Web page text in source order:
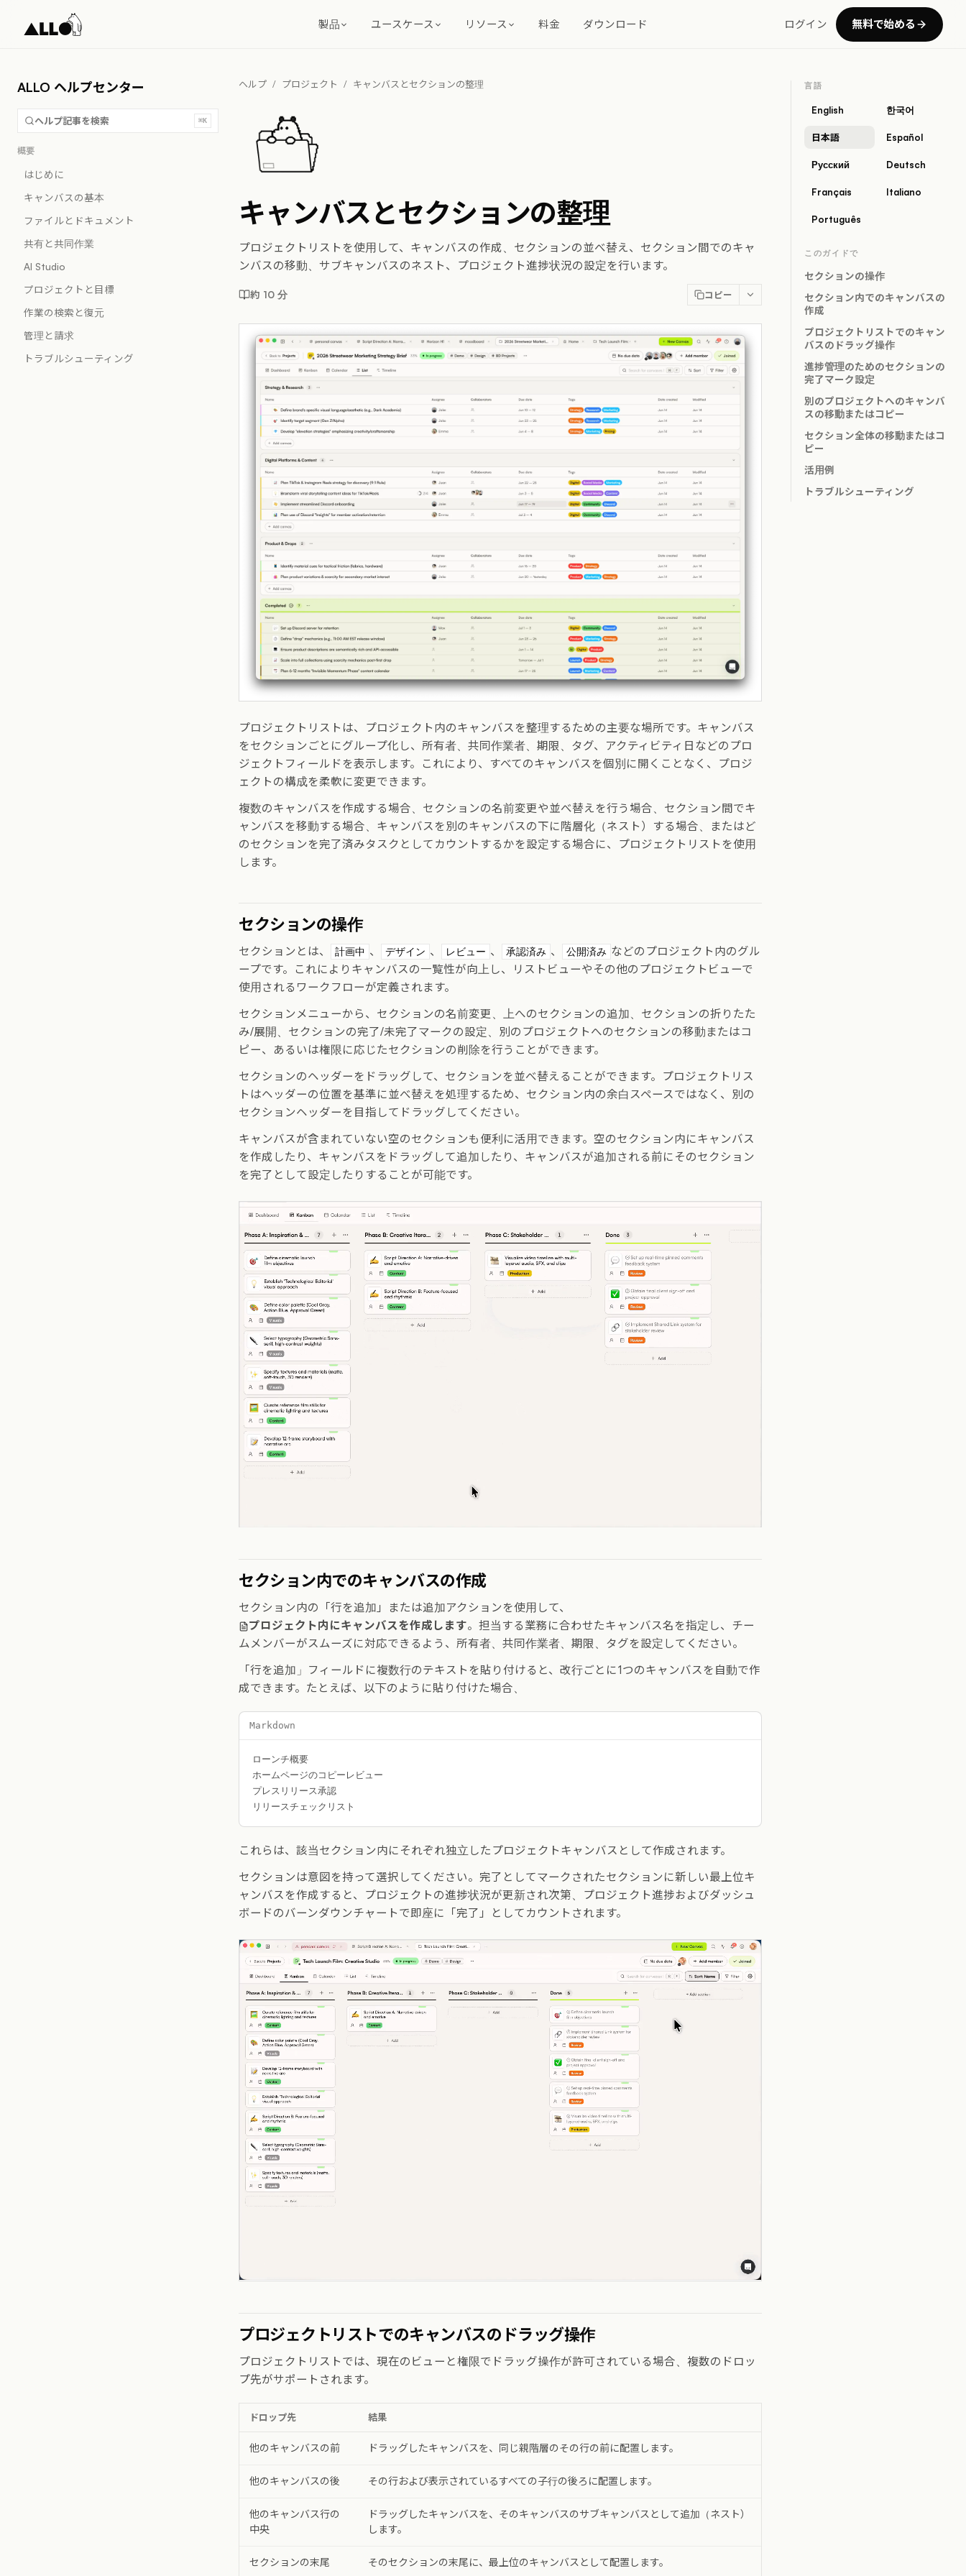
製品 ユースケース リソース 料金 ダウンロード ログイン 無料で始める
ALLO ヘルプセンター
ヘルプ記事を検索 ⌘K
概要
はじめに
キャンバスの基本
ファイルとドキュメント
共有と共同作業
AI Studio
プロジェクトと目標
作業の検索と復元
管理と請求
トラブルシューティング
ヘルプ / プロジェクト / キャンバスとセクションの整理
キャンバスとセクションの整理
プロジェクトリストを使用して、キャンバスの作成、セクションの並べ替え、セクション間でのキャ
ンバスの移動、サブキャンバスのネスト、プロジェクト進捗状況の設定を行います。
約 10 分 コピー
プロジェクトリストは、プロジェクト内のキャンバスを整理するための主要な場所です。キャンバス
をセクションごとにグループ化し、所有者、共同作業者、期限、タグ、アクティビティ日などのプロ
ジェクトフィールドを表示します。これにより、すべてのキャンバスを個別に開くことなく、プロジ
ェクトの構成を柔軟に変更できます。
複数のキャンバスを作成する場合、セクションの名前変更や並べ替えを行う場合、セクション間でキ
ャンバスを移動する場合、キャンバスを別のキャンバスの下に階層化（ネスト）する場合、またはど
のセクションを完了済みタスクとしてカウントするかを設定する場合に、プロジェクトリストを使用
します。
セクションの操作
セクションとは、 計画中 、 デザイン 、 レビュー 、 承認済み 、 公開済み などのプロジェクト内のグル
ープです。これによりキャンバスの一覧性が向上し、リストビューやその他のプロジェクトビューで
使用されるワークフローが定義されます。
セクションメニューから、セクションの名前変更、上へのセクションの追加、セクションの折りたた
み/展開、セクションの完了/未完了マークの設定、別のプロジェクトへのセクションの移動またはコ
ピー、あるいは権限に応じたセクションの削除を行うことができます。
セクションのヘッダーをドラッグして、セクションを並べ替えることができます。プロジェクトリス
トはヘッダーの位置を基準に並べ替えを処理するため、セクション内の余白スペースではなく、別の
セクションヘッダーを目指してドラッグしてください。
キャンバスが含まれていない空のセクションも便利に活用できます。空のセクション内にキャンバス
を作成したり、キャンバスをドラッグして追加したり、キャンバスが追加される前にそのセクション
を完了として設定したりすることが可能です。
セクション内でのキャンバスの作成
セクション内の「行を追加」または追加アクションを使用して、
プロジェクト内にキャンバスを作成します。担当する業務に合わせたキャンバス名を指定し、チー
ムメンバーがスムーズに対応できるよう、所有者、共同作業者、期限、タグを設定してください。
「行を追加」フィールドに複数行のテキストを貼り付けると、改行ごとに1つのキャンバスを自動で作
成できます。たとえば、以下のように貼り付けた場合、
Markdown
ローンチ概要
ホームページのコピーレビュー
プレスリリース承認
これらは、該当セクション内にそれぞれ独立したプロジェクトキャンバスとして作成されます。
セクションは意図を持って選択してください。完了としてマークされたセクションに新しい最上位キ
ャンバスを作成すると、プロジェクトの進捗状況が更新され次第、プロジェクト進捗およびダッシュ
ボードのバーンダウンチャートで即座に「完了」としてカウントされます。
プロジェクトリストでのキャンバスのドラッグ操作
プロジェクトリストでは、現在のビューと権限でドラッグ操作が許可されている場合、複数のドロッ
プ先がサポートされます。
ドロップ先 結果
他のキャンバスの前 ドラッグしたキャンバスを、同じ親階層のその行の前に配置します。
他のキャンバスの後 その行および表示されているすべての子行の後ろに配置します。
他のキャンバス行の
中央
ドラッグしたキャンバスを、そのキャンバスのサブキャンバスとして追加（ネスト）
します。
セクションの末尾 そのセクションの末尾に、最上位のキャンバスとして配置します。
言語
English 한국어
日本語 Español
Русский Deutsch
Français Italiano
Português
このガイドで
セクションの操作
セクション内でのキャンバスの
作成
プロジェクトリストでのキャン
バスのドラッグ操作
進捗管理のためのセクションの
完了マーク設定
別のプロジェクトへのキャンバ
スの移動またはコピー
セクション全体の移動またはコ
ピー
活用例
トラブルシューティング